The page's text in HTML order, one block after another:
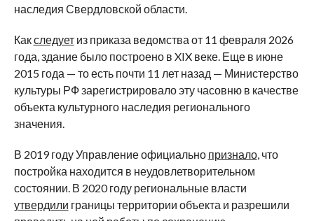
наследия Свердловской области.
Какследуетиз приказа ведомства от 11 февраля 2026
года, здание было построено в XIX веке. Еще в июне
2015 года — то есть почти 11 лет назад — Министерство
культуры РФ зарегистрировало эту часовню в качестве
объекта культурного наследия регионального
значения.
В 2019 году Управление официально признало, что
постройка находится в неудовлетворительном
состоянии. В 2020 году региональные власти
утвердили границы территории объекта и разрешили